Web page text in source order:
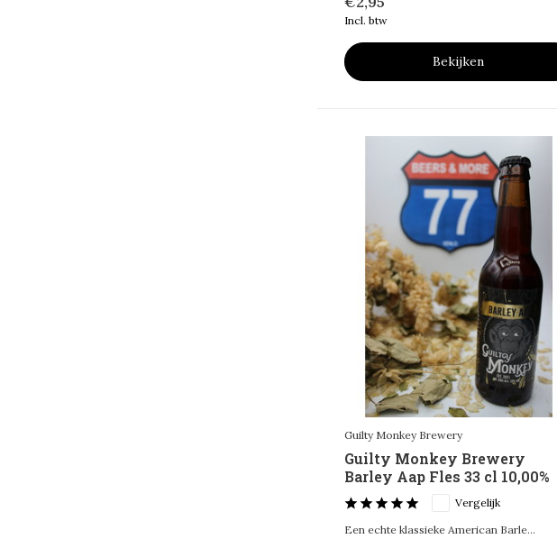
Incl. btw
Bekijken
Guilty Monkey Brewery
Guilty Monkey Brewery
Barley Aap Fles 33 cl 10,00%
Vergelijk
Een echte klassieke American Barle...